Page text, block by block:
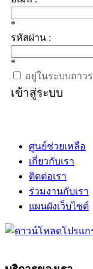
*
รหัสผ่าน :
*
อยู่ในระบบถาวร
เข้าสู่ระบบ
ศูนย์ช่วยเหลือ
เกี่ยวกับเรา
ติดต่อเรา
ร่วมงานกับเรา
แผนผังเว็บไซต์